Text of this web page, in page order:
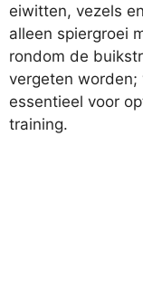
eiwitten, vezels
alleen spiergroei
rondom de
vergeten
essentieel voor
training.